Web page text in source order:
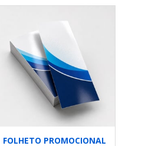
FOLHETO PROMOCIONAL